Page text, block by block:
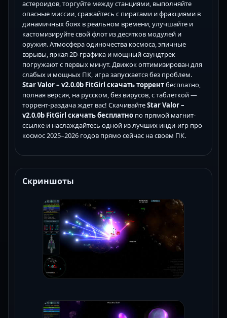
астероидов, торгуйте между станциями, выполняйте
опасные миссии, сражайтесь с пиратами и фракциями в
динамичных боях в реальном времени, улучшайте и
кастомизируйте свой флот из десятков модулей и
оружия. Атмосфера одиночества космоса, эпичные
взрывы, яркая 2D-графика и мощный саундтрек
погружают с первых минут. Движок оптимизирован для
слабых и мощных ПК, игра запускается без проблем.
Star Valor – v2.0.0b FitGirl скачать торрентбесплатно,
полная версия, на русском, без вирусов, с таблеткой —
торрент-раздача ждет вас! СкачивайтеStar Valor –
v2.0.0b FitGirl скачать бесплатно по прямой магнит-
ссылке и наслаждайтесь одной из лучших инди-игр про
космос 2025–2026 годов прямо сейчас на своем ПК.
Скриншоты